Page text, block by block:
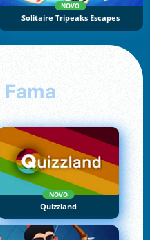
NOVO
Solitaire Tripeaks Escapes
Fama
NOVO
Quizzland